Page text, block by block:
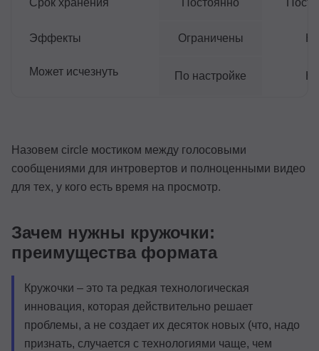
Срок хранения Постоянно
Эффекты Ограничены
Может исчезнуть По настройке
Назовем circle мостиком между голосовыми
сообщениями для интровертов и полноценными видео
для тех, у кого есть время на просмотр.
Зачем нужны кружочки:
преимущества формата
Кружочки – это та редкая технологическая
инновация, которая действительно решает
проблемы, а не создает их десяток новых (что, надо
признать, случается с технологиями чаще, чем